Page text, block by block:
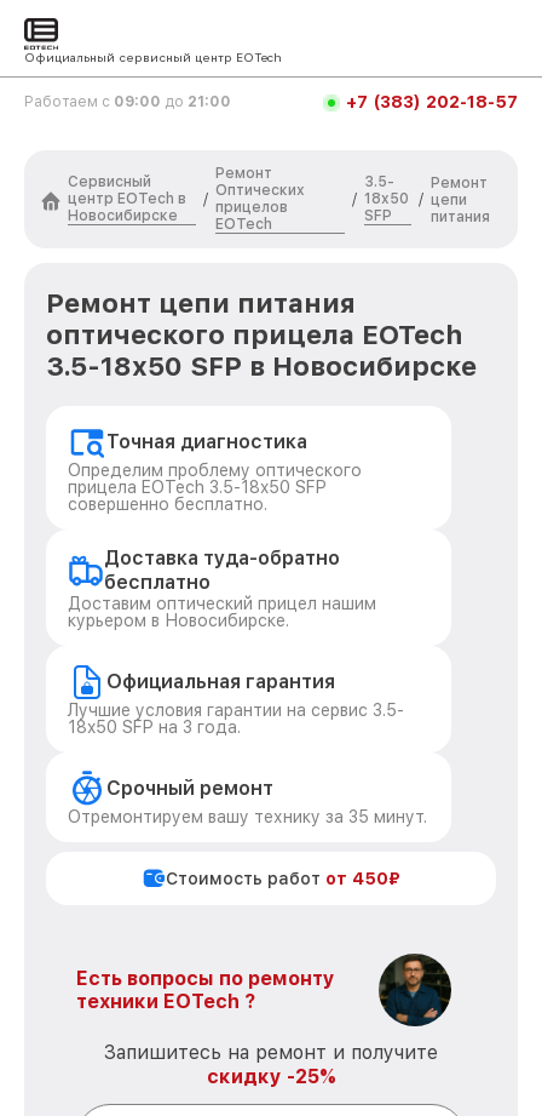
Официальный сервисный центр EOTech
Работаем с 09:00 до 21:00 +7 (383) 202-18-57
Сервисный
центр EOTech в
Новосибирске
/
Ремонт
Оптических
прицелов
EOTech
/
3.5-
18x50
SFP
/
Ремонт
цепи
питания
Ремонт цепи питания
оптического прицела EOTech
3.5-18x50 SFP в Новосибирске
Точная диагностика
Определим проблему оптического
прицела EOTech 3.5-18x50 SFP
совершенно бесплатно.
Доставка туда-обратно
бесплатно
Доставим оптический прицел нашим
курьером в Новосибирске.
Официальная гарантия
Лучшие условия гарантии на сервис 3.5-
18x50 SFP на 3 года.
Срочный ремонт
Отремонтируем вашу технику за 35 минут.
Стоимость работ от 450₽
Есть вопросы по ремонту
техники EOTech ?
Запишитесь на ремонт и получите
скидку -25%